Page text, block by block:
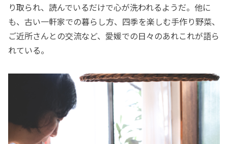
り取られ、読んでいるだけで心が洗われるようだ。他に
も、古い一軒家での暮らし方、四季を楽しむ手作り野菜、
ご近所さんとの交流など、愛媛での日々のあれこれが語ら
れている。